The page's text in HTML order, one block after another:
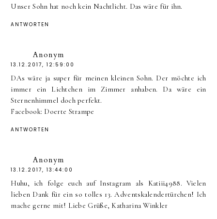
Unser Sohn hat noch kein Nachtlicht. Das wäre für ihn.
ANTWORTEN
Anonym
13.12.2017, 12:59:00
DAs wäre ja super für meinen kleinen Sohn. Der möchte ich
immer ein Lichtchen im Zimmer anhaben. Da wäre ein
Sternenhimmel doch perfekt.
Facebook: Doerte Strampe
ANTWORTEN
Anonym
13.12.2017, 13:44:00
Huhu, ich folge euch auf Instagram als Katiii4988. Vielen
lieben Dank für ein so tolles 13. Adventskalendertürchen! Ich
mache gerne mit! Liebe Grüße, Katharina Winkler